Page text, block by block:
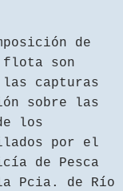
de
flota son
capturas
sobre las
los
por el
de Pesca
Pcia. de Río